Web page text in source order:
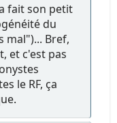
fait son petit
du
mal")... Bref,
et c'est pas
le RF, ça